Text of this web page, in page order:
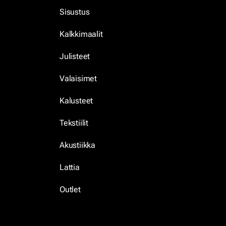
Sisustus
Kalkkimaalit
Julisteet
Valaisimet
Kalusteet
Tekstiilit
Akustiikka
Lattia
Outlet